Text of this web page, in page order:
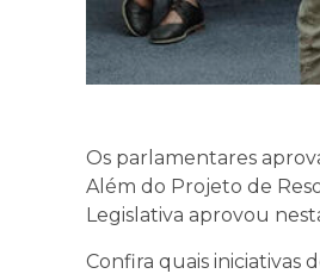
Os parlamentares
Além do Projeto de
Legislativa aprovou
Confira quais iniciativas